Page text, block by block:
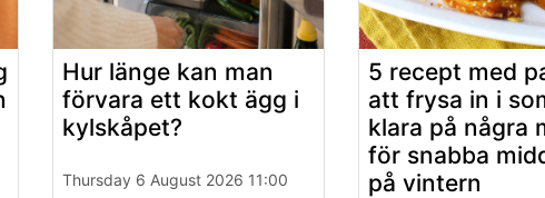
Hur länge kan man
förvara ett kokt ägg i
kylskåpet?
Thursday 6 August 2026 11:00
5 recept med
att frysa in i
klara på några
för snabba
på vintern